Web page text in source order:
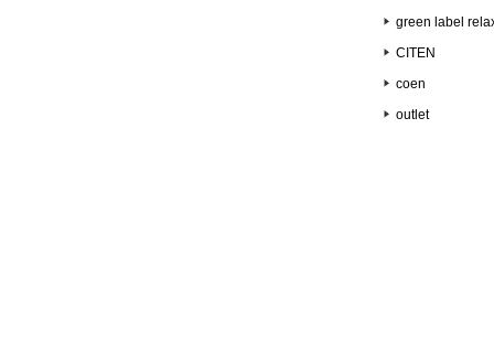
green label
CITEN
coen
outlet